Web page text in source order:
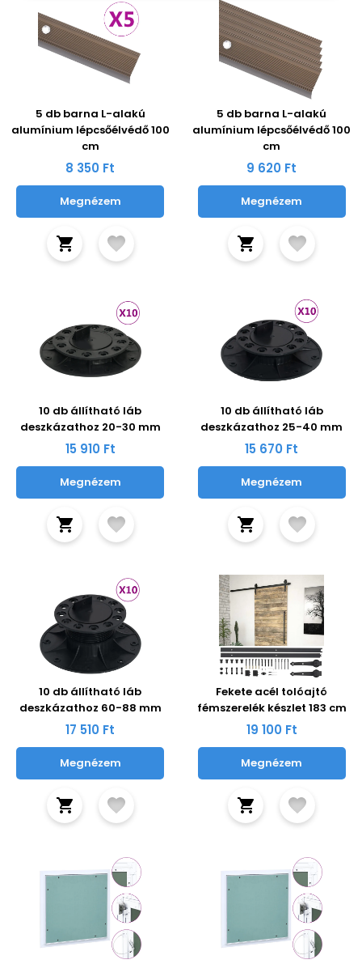
5 db barna L-alakú
alumínium lépcsőélvédő 100
cm
8 350 Ft
Megnézem
5 db barna L-alakú
alumínium lépcsőélvédő 100
cm
9 620 Ft
Megnézem
10 db állítható láb
deszkázathoz 20-30 mm
15 910 Ft
Megnézem
10 db állítható láb
deszkázathoz 25-40 mm
15 670 Ft
Megnézem
10 db állítható láb
deszkázathoz 60-88 mm
17 510 Ft
Megnézem
Fekete acél tolóajtó
fémszerelék készlet 183 cm
19 100 Ft
Megnézem